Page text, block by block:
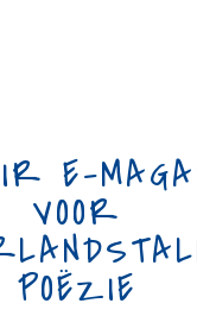
E-
VOOR
POËZIE